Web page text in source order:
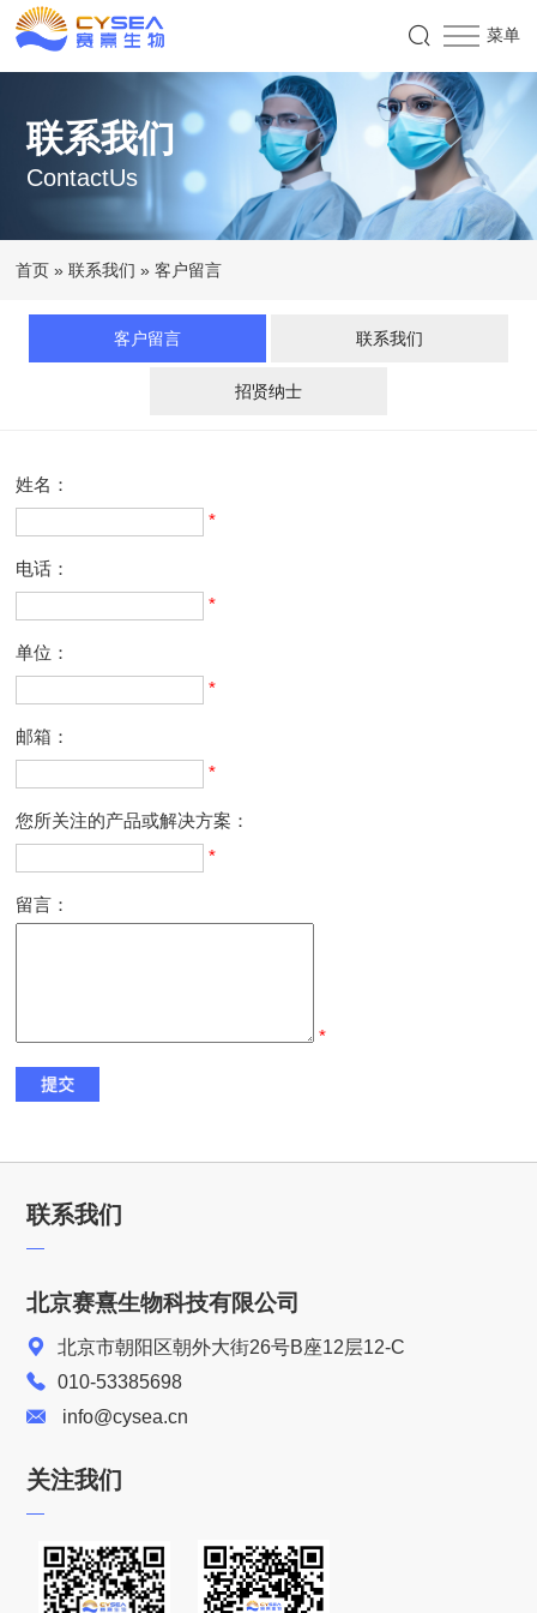
联系我们
ContactUs
首页 »联系我们 »客户留言
客户留言 联系我们
招贤纳士
姓名：
*
电话：
*
单位：
*
邮箱：
*
您所关注的产品或解决方案：
*
留言：
*
联系我们
北京赛熹生物科技有限公司
北京市朝阳区朝外大街26号B座12层12-C
010-53385698
info@cysea.cn
关注我们